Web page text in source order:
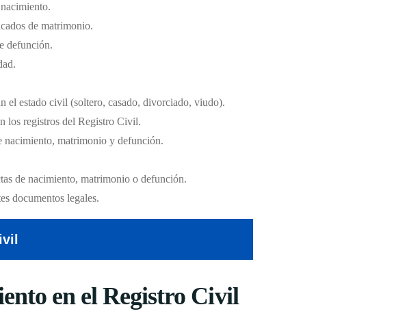
de matrimonio.
defunción.
el estado civil (soltero, casado, divorciado, viudo).
los registros del Registro Civil.
nacimiento, matrimonio y defunción.
de nacimiento, matrimonio o defunción.
documentos legales.
en el Registro Civil